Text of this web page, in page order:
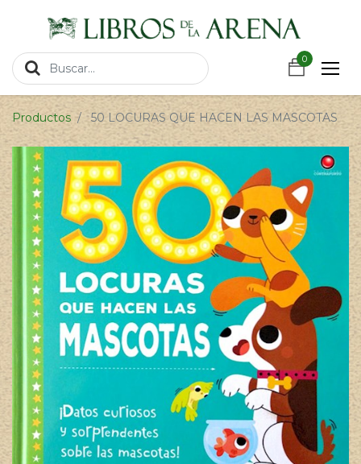
0
0
Productos 50 LOCURAS QUE HACEN LAS MASCOTAS